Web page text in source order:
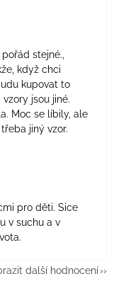
5 hvězdiček.
stejné.,
když chci
kupovat to
jsou jiné.
Moc se líbily, ale
jiný vzor.
5 hvězdiček.
pro děti. Sice
v suchu a v
další hodnocení